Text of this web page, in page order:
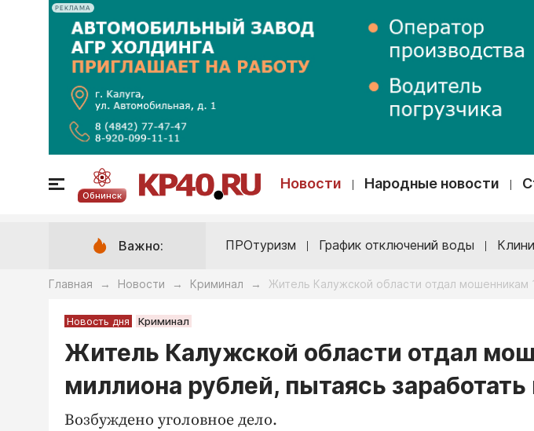
РЕКЛАМА
Обнинск
Новости Народные новости
Важно: ПРОтуризм График отключений воды
Главная → Новости → Криминал → Житель Калужской области отдал мошенникам
Новость дня Криминал
Житель Калужской области отдал
миллиона рублей, пытаясь
Возбуждено уголовное дело.